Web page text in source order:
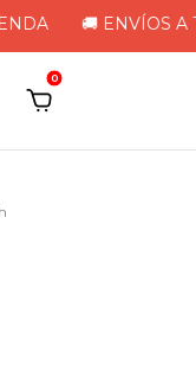
🚚 ENVÍOS A
0